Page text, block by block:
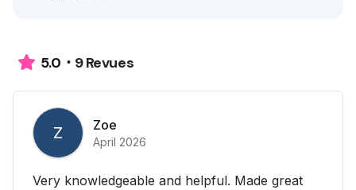
5.0 9 Revues
Z Zoe
April 2026
Very knowledgeable and helpful. Made great